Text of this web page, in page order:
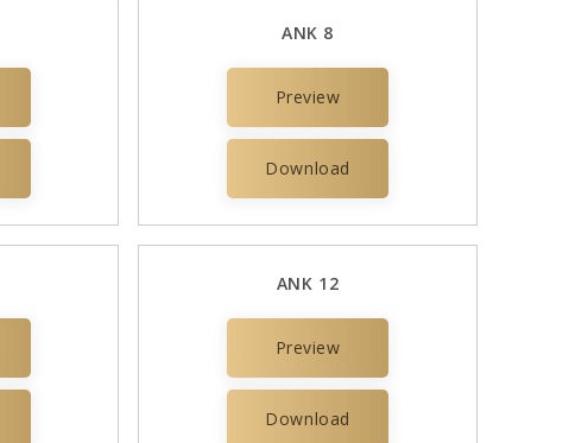
ANK 8
Preview
Download
ANK 12
Preview
Download